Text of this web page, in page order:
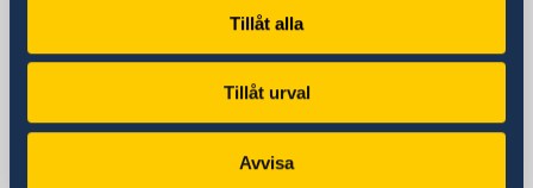
Tillåt alla
Tillåt urval
Avvisa
(Metro más cercano: Tobalaba o El Golf)
Postal address
Embajada de Suecia
Av. Apoquindo 2929, Oficina 300
Las Condes, Santiago de Chile